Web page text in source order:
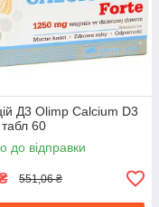
Д3 Olimp Calcium D3
60
до відправки
551,06 ₴